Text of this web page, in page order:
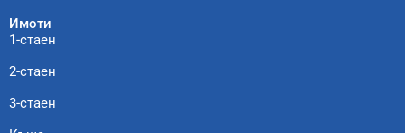
Имоти
1-стаен
2-стаен
3-стаен